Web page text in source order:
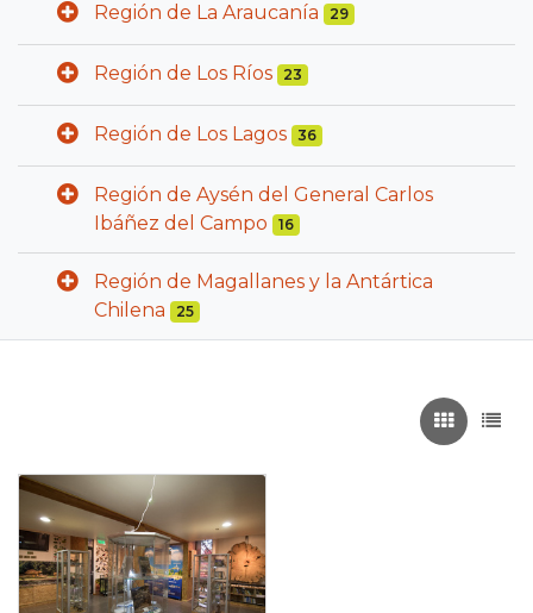
Región de La Araucanía 29
Región de Los Ríos 23
Región de Los Lagos 36
Región de Aysén del General Carlos
Ibáñez del Campo
16
Región de Magallanes y la Antártica
Chilena
25
Recuadros